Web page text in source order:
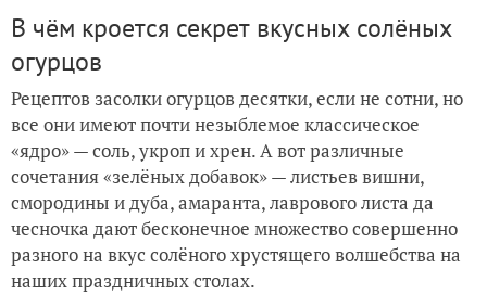
В чём кроется секрет вкусных солёных
огурцов
Рецептов засолки огурцов десятки, если не сотни, но
все они имеют почти незыблемое классическое
«ядро» — соль, укроп и хрен. А вот различные
сочетания «зелёных добавок» — листьев вишни,
смородины и дуба, амаранта, лаврового листа да
чесночка дают бесконечное множество совершенно
разного на вкус солёного хрустящего волшебства на
наших праздничных столах.